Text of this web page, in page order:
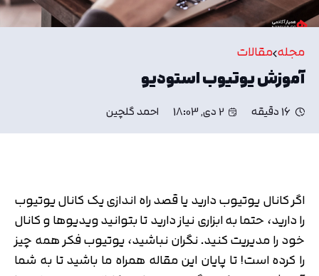
مجله مقالات
آموزش یوتیوب استودیو
16 دقیقه 2 دی, 18:03 احمد گلچین
اگر کانال یوتیوب دارید یا قصد راه اندازی یک کانال یوتیوب
را دارید، حتما به ابزاری نیاز دارید تا بتوانید ویدیوها و کانال
خود را مدیریت کنید. نگران نباشید، یوتیوب فکر همه چیز
را کرده است! تا پایان این مقاله همراه ما باشید تا به شما